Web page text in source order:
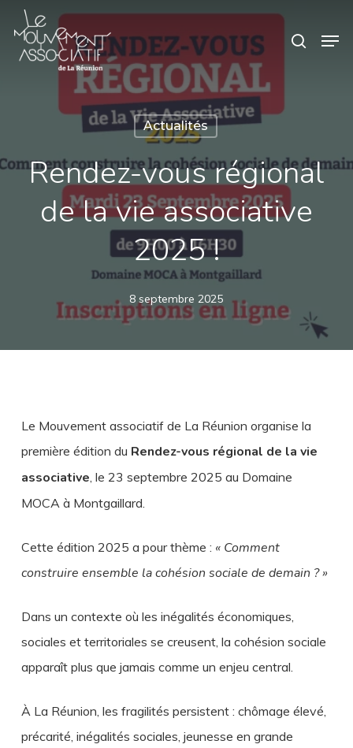
main
search
Actualités
Rendez-vous régional
de la vie associative
2025 !
8 septembre 2025
Le Mouvement associatif de La Réunion organise la
première édition du Rendez-vous régional de la vie
associative, le 23 septembre 2025 au Domaine
MOCA à Montgaillard.
Cette édition 2025 a pour thème : « Comment
construire ensemble la cohésion sociale de demain ? »
Dans un contexte où les inégalités économiques,
sociales et territoriales se creusent, la cohésion sociale
apparaît plus que jamais comme un enjeu central.
À La Réunion, les fragilités persistent : chômage élevé,
précarité, inégalités sociales, jeunesse en grande
Panneau de gestion des cookies